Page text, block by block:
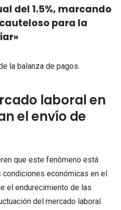
del 1.5%, marcando
para la
la balanza de pagos.
laboral en
el envío de
que este fenómeno está
económicas en el
el endurecimiento de las
del mercado laboral